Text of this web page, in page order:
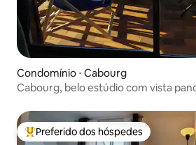
Condomínio ⋅ Cabourg
Cabourg, belo estúdio com vista
Entre os melhores preferidos dos
Preferido dos hóspedes